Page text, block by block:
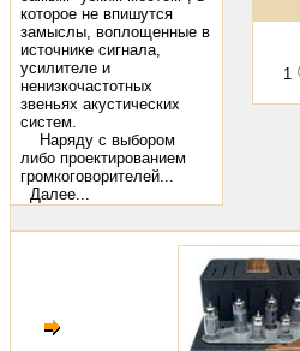
которое не впишутся
замыслы, воплощенные в
источнике сигнала,
усилителе и
ненизкочастотных
звеньях акустических
систем.
Наряду с выбором
либо проектированием
громкоговорителей...
Далее...
1